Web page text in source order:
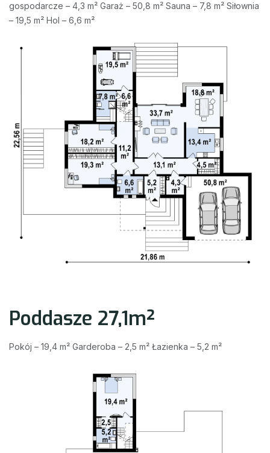
gospodarcze – 4,3 m² Garaż – 50,8 m² Sauna – 7,8 m² Siłownia
– 19,5 m² Hol – 6,6 m²
Poddasze 27,1m²
Pokój – 19,4 m² Garderoba – 2,5 m² Łazienka – 5,2 m²